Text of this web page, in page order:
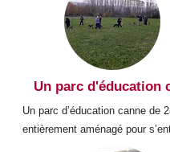
Un parc d'éducation
Un parc d’éducation canne de
entièrement aménagé pour